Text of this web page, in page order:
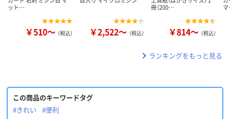
ット…
￥510～ （税込） ￥2,522～ （税込）
冊（200…
￥814～ （税込）
ランキングをもっと見る
この商品のキーワードタグ
#きれい
#便利